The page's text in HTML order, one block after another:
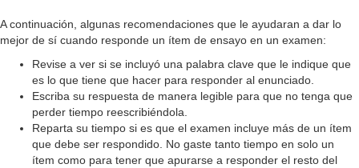
V
i
A continuación, algunas recomendaciones que le ayudaran a dar lo
mejor de sí cuando responde un ítem de ensayo en un examen:
Revise a ver si se incluyó una palabra clave que le indique que
es lo que tiene que hacer para responder al enunciado.
Escriba su respuesta de manera legible para que no tenga que
perder tiempo reescribiéndola.
Reparta su tiempo si es que el examen incluye más de un ítem
que debe ser respondido. No gaste tanto tiempo en solo un
ítem como para tener que apurarse a responder el resto del